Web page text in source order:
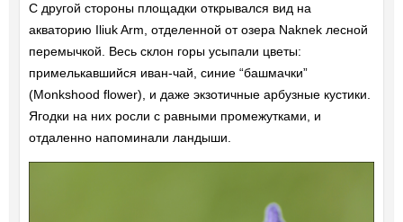
С другой стороны площадки открывался вид на
акваторию Iliuk Arm, отделенной от озера Naknek лесной
перемычкой. Весь склон горы усыпали цветы:
примелькавшийся иван-чай, синие “башмачки”
(Monkshood flower), и даже экзотичные арбузные кустики.
Ягодки на них росли с равными промежутками, и
отдаленно напоминали ландыши.